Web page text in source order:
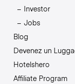
Investor
Jobs
Blog
Devenez un
Hotelshero
Affiliate Program